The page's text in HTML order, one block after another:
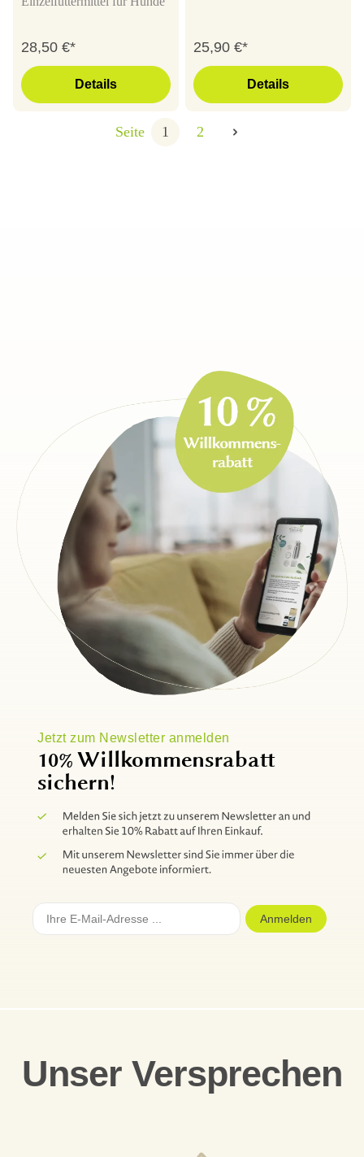
28,50 €*
Details
25,90 €*
Details
Seite 1 2
Jetzt zum Newsletter anmelden
10% Willkommensrabatt
sichern!
Anmelden
Unser Versprechen